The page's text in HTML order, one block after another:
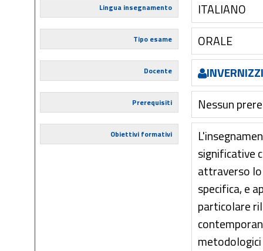
Lingua insegnamento ITALIANO
Tipo esame ORALE
Docente
Prerequisiti Nessun
Obiettivi formativi
significative
attraverso
specifica, e
particolare